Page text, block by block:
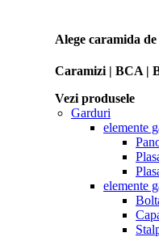
Alege caramida
Caramizi | BCA |
Vezi produsele
Garduri
elemente
elemente